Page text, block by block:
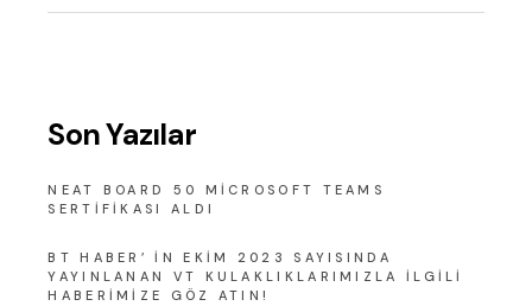
Son Yazılar
NEAT BOARD 50 MICROSOFT TEAMS
SERTIFIKASI ALDI
BT HABER’ IN EKIM 2023 SAYISINDA
YAYINLANAN VT KULAKLIKLARIMIZLA ILGILI
HABERIMIZE GÖZ ATIN!